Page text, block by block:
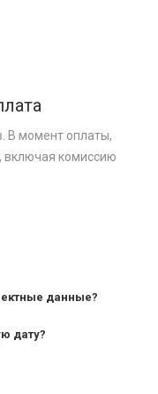
В момент оплаты,
включая комиссию
данные?
дату?